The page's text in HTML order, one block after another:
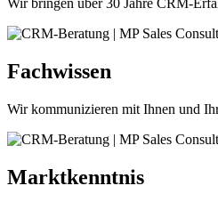
Wir bringen über 30 Jahre CRM-
Fachwissen
Wir kommunizieren mit Ihnen und
Marktkenntnis